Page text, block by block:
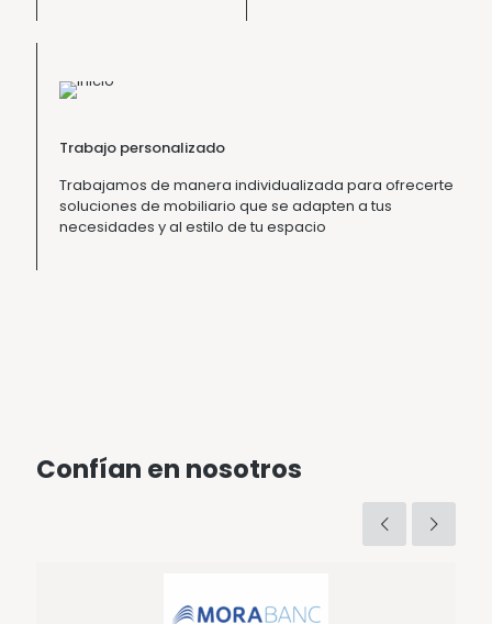
Trabajo personalizado
Trabajamos de manera individualizada para ofrecerte
soluciones de mobiliario que se adapten a tus
necesidades y al estilo de tu espacio
Confían en nosotros